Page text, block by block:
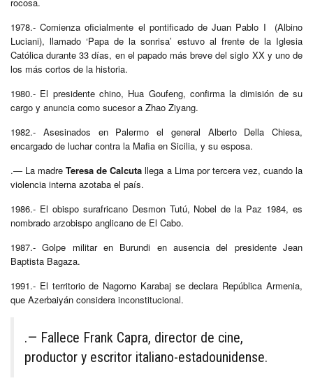
1978.- Comienza oficialmente el pontificado de Juan Pablo I (Albino
Luciani), llamado ‘Papa de la sonrisa’ estuvo al frente de la Iglesia
Católica durante 33 días, en el papado más breve del siglo XX y uno de
los más cortos de la historia.
1980.- El presidente chino, Hua Goufeng, confirma la dimisión de su
cargo y anuncia como sucesor a Zhao Ziyang.
1982.- Asesinados en Palermo el general Alberto Della Chiesa,
encargado de luchar contra la Mafia en Sicilia, y su esposa.
.— La madreTeresa de Calcuta llega a Lima por tercera vez, cuando la
violencia interna azotaba el país.
1986.- El obispo surafricano Desmon Tutú, Nobel de la Paz 1984, es
nombrado arzobispo anglicano de El Cabo.
1987.- Golpe militar en Burundi en ausencia del presidente Jean
Baptista Bagaza.
1991.- El territorio de Nagorno Karabaj se declara República Armenia,
que Azerbaiyán considera inconstitucional.
.— Fallece Frank Capra, director de cine,
productor y escritor italiano-estadounidense.